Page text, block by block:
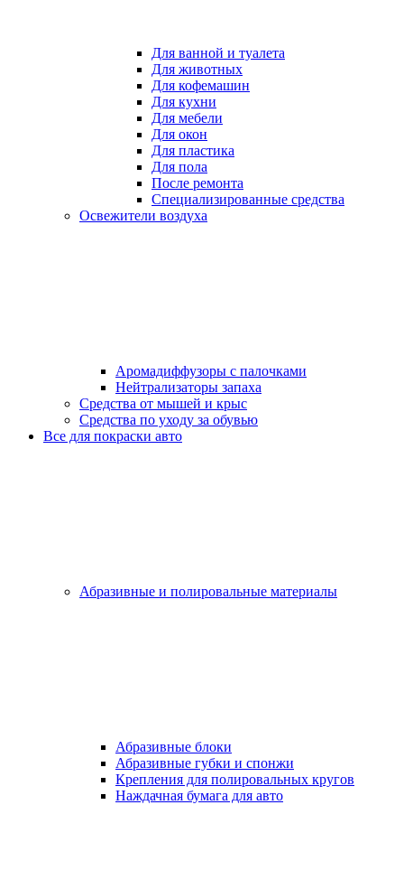
Для ванной и туалета
Для животных
Для кофемашин
Для кухни
Для мебели
Для окон
Для пластика
Для пола
После ремонта
Специализированные средства
Освежители воздуха
Аромадиффузоры с палочками
Нейтрализаторы запаха
Средства от мышей и крыс
Средства по уходу за обувью
Все для покраски авто
Абразивные и полировальные материалы
Абразивные блоки
Абразивные губки и спонжи
Крепления для полировальных кругов
Наждачная бумага для авто